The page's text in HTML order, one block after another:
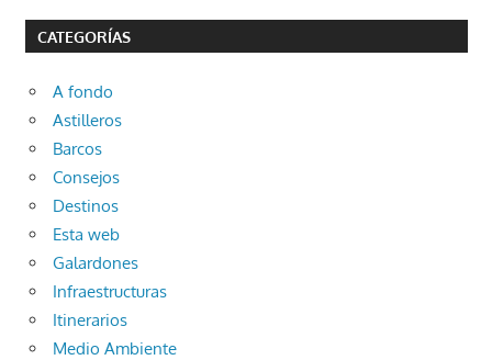
CATEGORÍAS
A fondo
Astilleros
Barcos
Consejos
Destinos
Esta web
Galardones
Infraestructuras
Itinerarios
Medio Ambiente